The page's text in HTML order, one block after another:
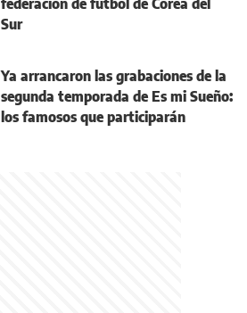
federación de fútbol de Corea del
Sur
Ya arrancaron las grabaciones de la
segunda temporada de Es mi Sueño:
los famosos que participarán